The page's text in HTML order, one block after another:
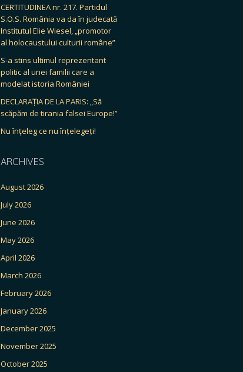
CERTITUDINEA nr. 217. Partidul
S.O.S. România va da în judecată
Institutul Elie Wiesel, „promotor
al holocaustului culturii române”
S-a stins ultimul reprezentant
politic al unei familii care a
modelat istoria României
DECLARAȚIA DE LA PARIS: „Să
scăpăm de tirania falsei Europe!”
Nu înțeleg ce nu înțelegeți!
ARCHIVES
August 2026
July 2026
June 2026
May 2026
April 2026
March 2026
February 2026
January 2026
December 2025
November 2025
October 2025